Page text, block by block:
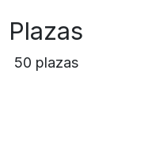
Plazas
50 plazas